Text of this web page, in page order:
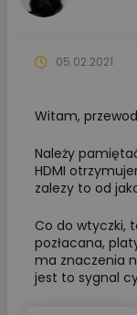
05.02.2021
Witam,
Należy
HDMI
zalezy to od
Co do wtyczki,
pozłacana,
ma znaczenia
jest to sygnal